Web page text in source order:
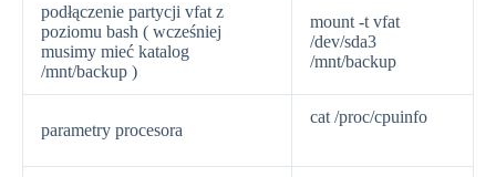
podłączenie partycji vfat z
poziomu bash ( wcześniej
musimy mieć katalog
/mnt/backup )
mount -t vfat
/dev/sda3
/mnt/backup
parametry procesora
cat /proc/cpuinfo